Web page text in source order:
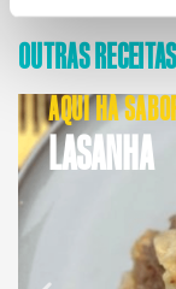
OUTRAS
AQUI HÁ
LASANHA